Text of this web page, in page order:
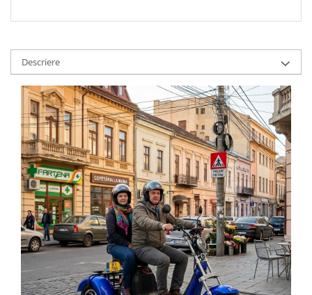
Incarcator Trotineta Electrica
Controller Trotineta Electrica
Acceleratie Trotineta Electrica
Display/Ecran Trotineta Electrica
Motor Trotineta Electrica
Kit Frână Hidraulică
Franare Trotineta Electrica
Aparatori Noroi Trotineta Electrica
Electrice Diverse, Contacte,
Butoane
Lumini Trotinete Electrice
Piese Kugoo
Kukirin M4 MAX
Kukirin S1 MAX 2025-2026
Descriere